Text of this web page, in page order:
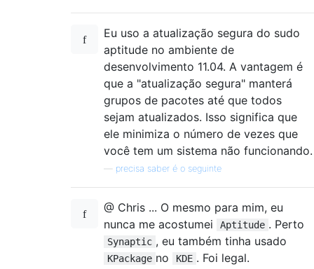
Eu uso a atualização segura do sudo
aptitude no ambiente de
desenvolvimento 11.04. A vantagem é
que a "atualização segura" manterá
grupos de pacotes até que todos
sejam atualizados. Isso significa que
ele minimiza o número de vezes que
você tem um sistema não funcionando.
precisa saber é o seguinte
@ Chris ... O mesmo para mim, eu
nunca me acostumei
Aptitude . Perto
Synaptic , eu também tinha usado
KPackage no KDE . Foi legal.